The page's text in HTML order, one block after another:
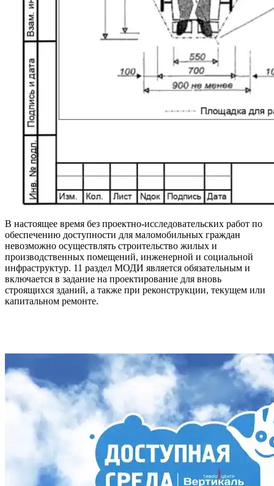
В настоящее время без проектно-исследовательских работ по
обеспечению доступности для маломобильных граждан
невозможно осуществлять строительство жилых и
производственных помещений, инженерной и социальной
инфраструктур. 11 раздел МОДИ является обязательным и
включается в задание на проектирование для вновь
строящихся зданий, а также при реконструкции, текущем или
капитальном ремонте.